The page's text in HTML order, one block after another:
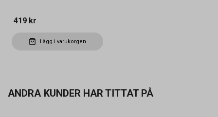
419 kr
Lägg i varukorgen
ANDRA KUNDER HAR TITTAT PÅ